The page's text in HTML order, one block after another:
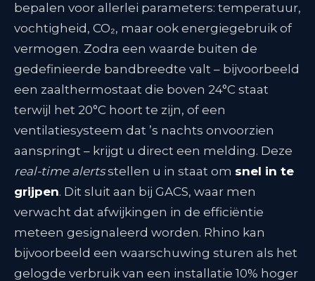
bepalen voor allerlei parameters: temperatuur,
vochtigheid, CO₂, maar ook energiegebruik of
vermogen. Zodra een waarde buiten de
gedefinieerde bandbreedte valt – bijvoorbeeld
een zaalthermostaat die boven 24°C staat
terwijl het 20°C hoort te zijn, of een
ventilatiesysteem dat ’s nachts onvoorzien
aanspringt – krijgt u direct een melding. Deze
real-time alerts stellen u in staat om snel in te
grijpen. Dit sluit aan bij GACS, waar men
verwacht dat afwijkingen in de efficiëntie
meteen gesignaleerd worden. Rhino kan
bijvoorbeeld een waarschuwing sturen als het
gelogde verbruik van een installatie 10% hoger